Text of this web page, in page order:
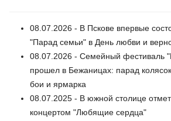
08.07.2026 - В Пскове впервые
"Парад семьи" в День любви и
08.07.2026 - Семейный фестиваль
прошел в Бежаницах: парад
бои и ярмарка
08.07.2025 - В южной столице
концертом "Любящие сердца"